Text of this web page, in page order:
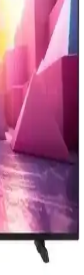
yaşanan görüntü
ayarları, HDMI
ve Gelirleri:
dinamikleri
ve trendler
ve 65U8000F'in
detaylı
Eğlence
ve geniş
evinizde akıllı